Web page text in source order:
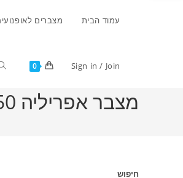
עמוד הבית מצברים
Sign in / Join
0
מצבר אפריליה SRV 850
חיפוש